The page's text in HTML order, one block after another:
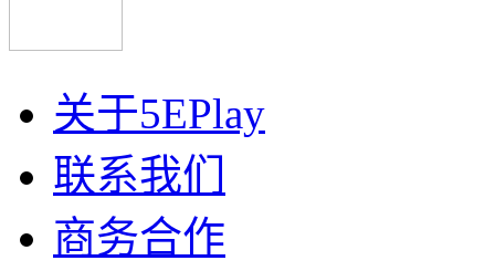
关于5EPlay
联系我们
商务合作